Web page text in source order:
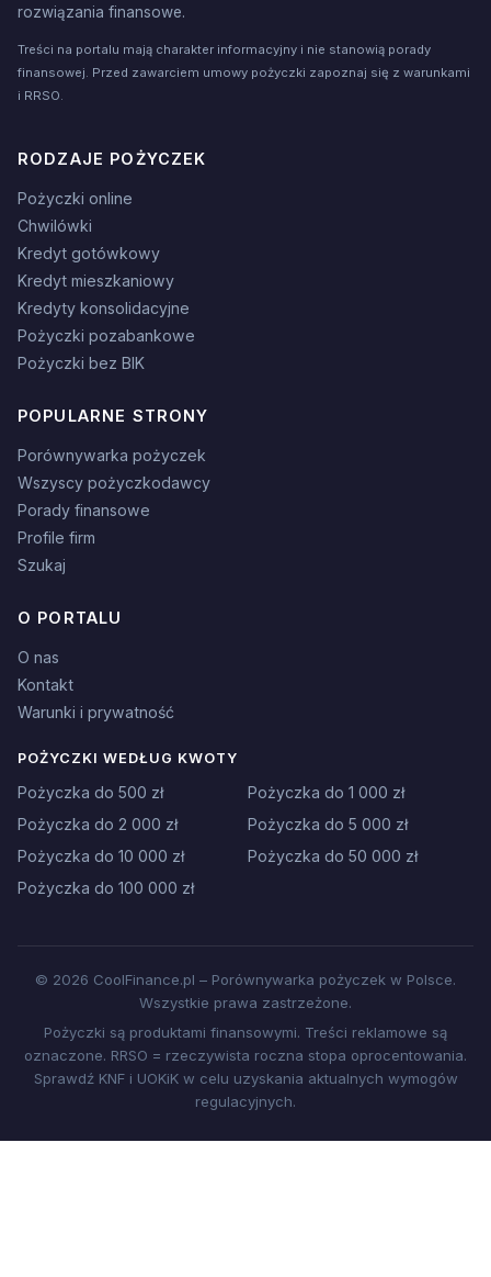
rozwiązania finansowe.
Treści na portalu mają charakter informacyjny i nie stanowią porady
finansowej. Przed zawarciem umowy pożyczki zapoznaj się z warunkami
i RRSO.
RODZAJE POŻYCZEK
Pożyczki online
Chwilówki
Kredyt gotówkowy
Kredyt mieszkaniowy
Kredyty konsolidacyjne
Pożyczki pozabankowe
Pożyczki bez BIK
POPULARNE STRONY
Porównywarka pożyczek
Wszyscy pożyczkodawcy
Porady finansowe
Profile firm
Szukaj
O PORTALU
O nas
Kontakt
Warunki i prywatność
POŻYCZKI WEDŁUG KWOTY
Pożyczka do 500 zł
Pożyczka do 1 000 zł
Pożyczka do 2 000 zł
Pożyczka do 5 000 zł
Pożyczka do 10 000 zł
Pożyczka do 50 000 zł
Pożyczka do 100 000 zł
© 2026 CoolFinance.pl – Porównywarka pożyczek w Polsce.
Wszystkie prawa zastrzeżone.
Pożyczki są produktami finansowymi. Treści reklamowe są
oznaczone. RRSO = rzeczywista roczna stopa oprocentowania.
Sprawdź KNF i UOKiK w celu uzyskania aktualnych wymogów
regulacyjnych.